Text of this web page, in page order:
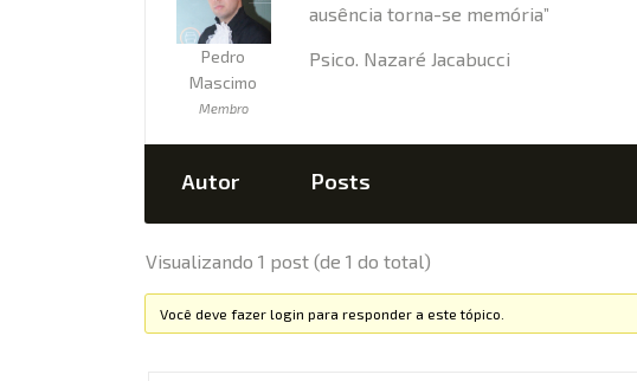
Pedro
Mascimo
Membro
ausência torna-se memória”
Psico. Nazaré Jacabucci
Autor Posts
Visualizando 1 post (de 1 do total)
Você deve fazer login para responder a este tópico.